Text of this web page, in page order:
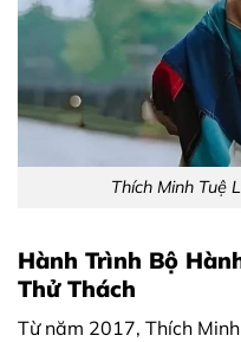
Thích Minh Tuệ
Hành Trình Bộ
Thử Thách
Từ năm 2017, Thích